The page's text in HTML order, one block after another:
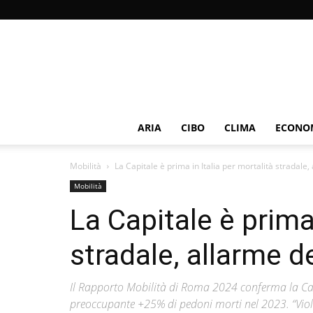
ARIA CIBO CLIMA
Mobilità La Capitale è prima in Italia per mortalità
Mobilità
La Capitale è
stradale, allarme
Il Rapporto Mobilità di Roma 2024 conferma la
preoccupante +25% di pedoni morti nel 2023.